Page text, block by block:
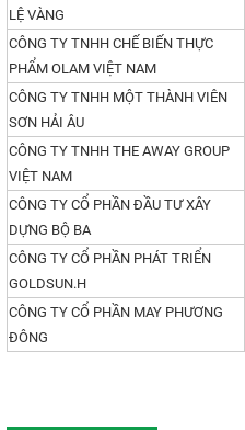
LỆ VÀNG
CÔNG TY TNHH CHẾ BIẾN THỰC
PHẨM OLAM VIỆT NAM
CÔNG TY TNHH MỘT THÀNH VIÊN
SƠN HẢI ÂU
CÔNG TY TNHH THE AWAY GROUP
VIỆT NAM
CÔNG TY CỔ PHẦN ĐẦU TƯ XÂY
DỰNG BỘ BA
CÔNG TY CỔ PHẦN PHÁT TRIỂN
GOLDSUN.H
CÔNG TY CỔ PHẦN MAY PHƯƠNG
ĐÔNG